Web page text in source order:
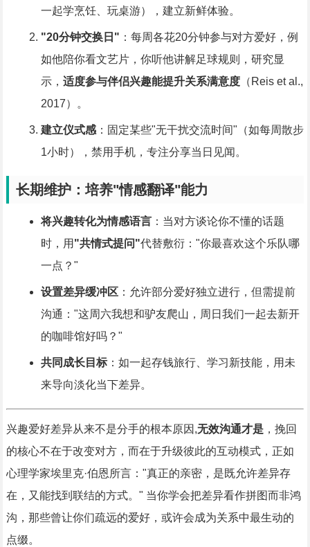
一起学烹饪、玩桌游），建立新鲜体验。
"20分钟交换日" ：每周各花20分钟参与对方爱好，例
如他陪你看文艺片，你听他讲解足球规则，研究显
示， 适度参与伴侣兴趣能提升关系满意度（Reis et al.,
2017）。
建立仪式感：固定某些"无干扰交流时间"（如每周散步
1小时），禁用手机，专注分享当日见闻。
长期维护：培养"情感翻译"能力
将兴趣转化为情感语言：当对方谈论你不懂的话题
时，用 "共情式提问"代替敷衍："你最喜欢这个乐队哪
一点？"
设置差异缓冲区：允许部分爱好独立进行，但需提前
沟通："这周六我想和驴友爬山，周日我们一起去新开
的咖啡馆好吗？"
共同成长目标：如一起存钱旅行、学习新技能，用未
来导向淡化当下差异。
兴趣爱好差异从来不是分手的根本原因,无效沟通才是，挽回
的核心不在于改变对方，而在于升级彼此的互动模式，正如
心理学家埃里克·伯恩所言："真正的亲密，是既允许差异存
在，又能找到联结的方式。" 当你学会把差异看作拼图而非鸿
沟，那些曾让你们疏远的爱好，或许会成为关系中最生动的
点缀。